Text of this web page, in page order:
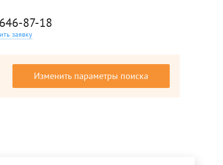
87-18
заявку
Изменить параметры поиска